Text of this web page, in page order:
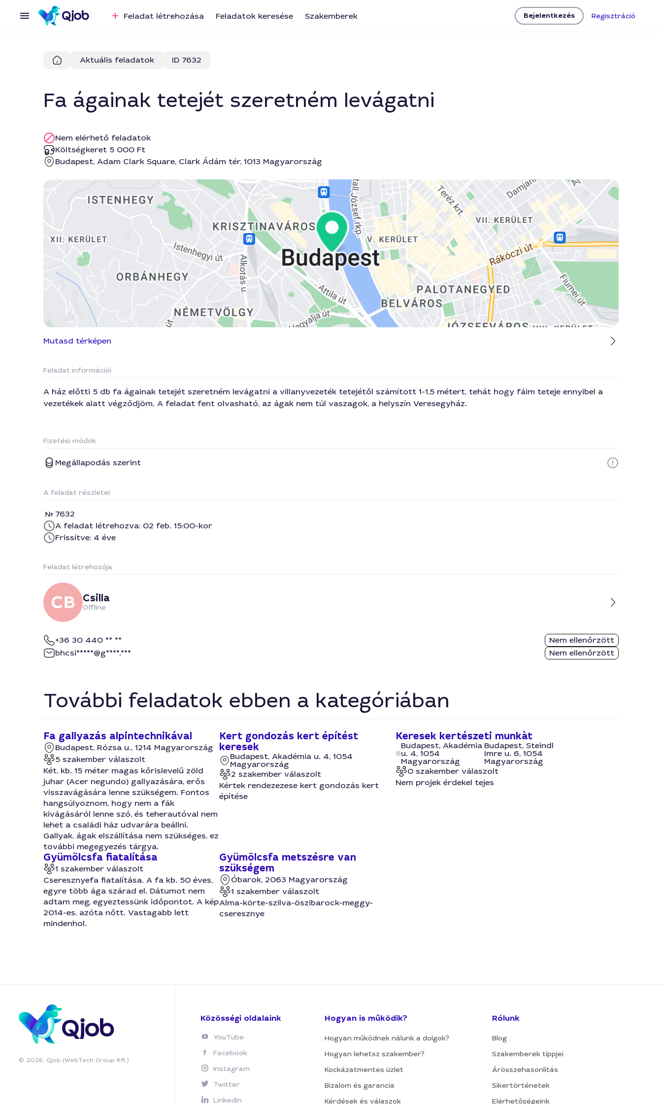
Feladat létrehozása Feladatok keresése Szakemberek Bejelentkezés Regisztráció
Aktuális feladatok ID 7632
Fa ágainak tetejét szeretném levágatni
Nem elérhető feladatok
Költségkeret 5 000 Ft
Budapest, Adam Clark Square, Clark Ádám tér, 1013 Magyarország
Mutasd térképen
Feladat információi
A ház előtti 5 db fa ágainak tetejét szeretném levágatni a villanyvezeték tetejétől számított 1-1,5 métert, tehát hogy fáim teteje ennyibel a
vezetékek alatt végződjöm. A feladat fent olvasható, az ágak nem túl vaszagok, a helyszín Veresegyház.
Fizetési módok
Megállapodás szerint
A feladat részletei
7632
A feladat létrehozva: 02 feb. 15:00-kor
Frissítve: 4 éve
Feladat létrehozója
Csilla
Offline
+36 30 440 ** **
Nem ellenőrzött
bhcsi*****@g****.***
Nem ellenőrzött
További feladatok ebben a kategóriában
Fa gallyazás alpintechnikával
Budapest, Rózsa u., 1214 Magyarország
5 szakember válaszolt
Két, kb. 15 méter magas kőrislevelű zöld
juhar (Acer negundo) gallyazására, erős
visszavágására lenne szükségem. Fontos
hangsúlyoznom, hogy nem a fák
kivágásáról lenne szó, és teherautóval nem
lehet a családi ház udvarára beállni.
Gallyak, ágak elszállítása nem szükséges, ez
további megegyezés tárgya.
Kert gondozás kert építést
keresek
Budapest, Akadémia u. 4, 1054
Magyarország
2 szakember válaszolt
Kértek rendezezese kert gondozás kert
építése
Keresek kertészeti munkàt
Budapest, Akadémia
u. 4, 1054
Magyarország
Budapest, Steindl
Imre u. 6, 1054
Magyarország
0 szakember válaszolt
Nem projek érdekel tejes
Gyümölcsfa fiatalítása
1 szakember válaszolt
Cseresznyefa fiatalítása. A fa kb. 50 éves,
egyre több ága szárad el. Dátumot nem
adtam meg, egyeztessünk időpontot. A kép
2014-es, azóta nőtt. Vastagabb lett
mindenhol.
Gyümölcsfa metszésre van
szükségem
Óbarok, 2063 Magyarország
1 szakember válaszolt
Alma-körte-szilva-öszibarock-meggy-
cseresznye
© 2026, Qjob (WebTech Group Kft.)
Közösségi oldalaink
YouTube
Facebook
Instagram
Twitter
LinkedIn
Hogyan is működik?
Hogyan működnek nálunk a dolgok?
Hogyan lehetsz szakember?
Kockázatmentes üzlet
Bizalom és garancia
Kérdések és válaszok
Rólunk
Blog
Szakemberek tippjei
Árösszehasonlítás
Sikertörténetek
Elérhetőségeink